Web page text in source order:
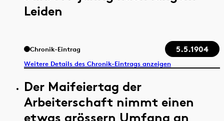
Leiden
Chronik-Eintrag 5.5.1904
Weitere Details des Chronik-Eintrags anzeigen
Der Maifeiertag der
Arbeiterschaft nimmt einen
etwas grössern Umfang an